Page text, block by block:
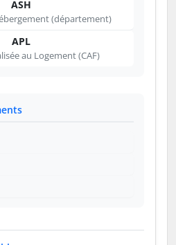
ASH
(département)
APL
au Logement (CAF)